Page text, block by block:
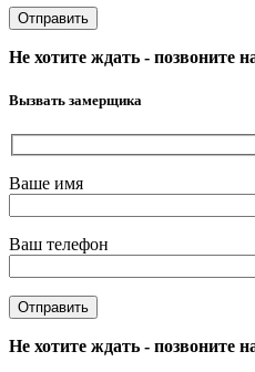
Не хотите ждать - позвоните
Вызвать замерщика
Ваше имя
Ваш телефон
Не хотите ждать - позвоните